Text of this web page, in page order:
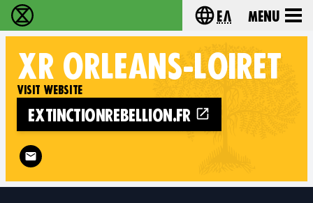
Extinction Rebellion - Home Choose your
Ελ Menu
XR ORLÉANS-LOIRET
VISIT WEBSITE
EXTINCTIONREBELLION.FR
Follow XR Orléans-Loiret on